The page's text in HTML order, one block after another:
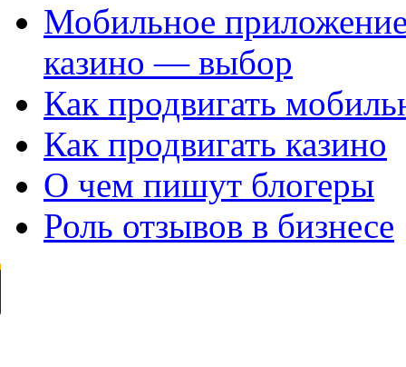
Мобильное
казино — выбор
Как продвигать
Как продвигать казино
О чем пишут блогеры
Роль отзывов в бизнесе